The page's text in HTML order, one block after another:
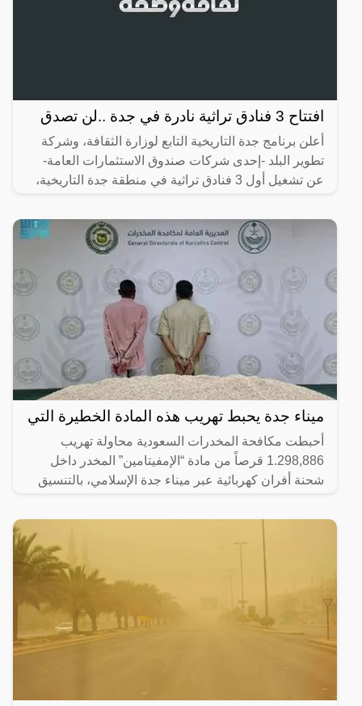
افتتاح 3 فنادق تراثية نادرة في جدة ..لن تصدق
أعلن برنامج جدة التاريخية التابع لوزارة الثقافة، وشركة
تطوير البلد -إحدى شركات صندوق الاستثمارات العامة-
عن تشغيل أول 3 فنادق تراثية في منطقة جدة التاريخية،
ميناء جدة يحبط تهريب هذه المادة الخطيرة التي
أحبطت مكافحة المخدرات السعودية محاولة تهريب
1.298,886 قرصاً من مادة “الإمفيتامين” المخدر داخل
شحنة أفران كهربائية عبر ميناء جدة الإسلامي، بالتنسيق